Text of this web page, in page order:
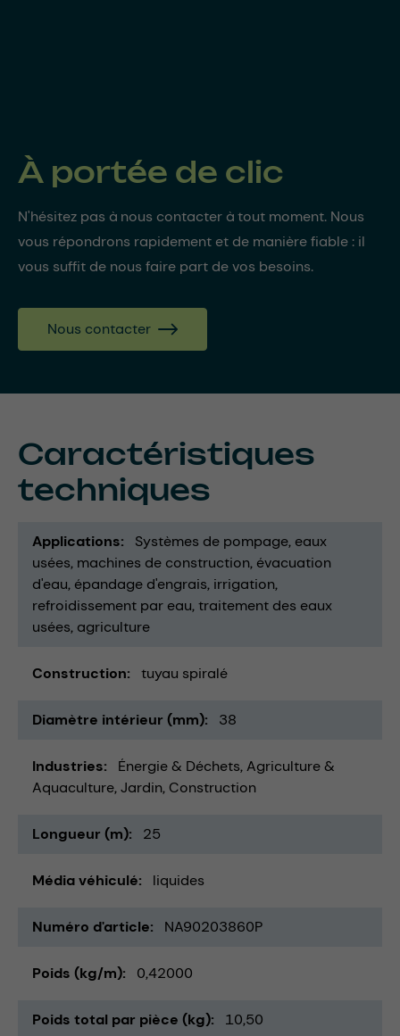
À portée de clic
N'hésitez pas à nous contacter à tout moment. Nous
vous répondrons rapidement et de manière fiable : il
vous suffit de nous faire part de vos besoins.
Nous contacter
Caractéristiques
techniques
Applications Systèmes de pompage eaux
usées machines de construction évacuation
d'eau épandage d'engrais irrigation
refroidissement par eau traitement des eaux
usées agriculture
Construction tuyau spiralé
Diamètre intérieur (mm) 38
Industries Énergie & Déchets Agriculture &
Aquaculture Jardin Construction
Longueur (m) 25
Média véhiculé liquides
Numéro d'article NA90203860P
Poids (kg/m) 0,42000
Poids total par pièce (kg) 10,50